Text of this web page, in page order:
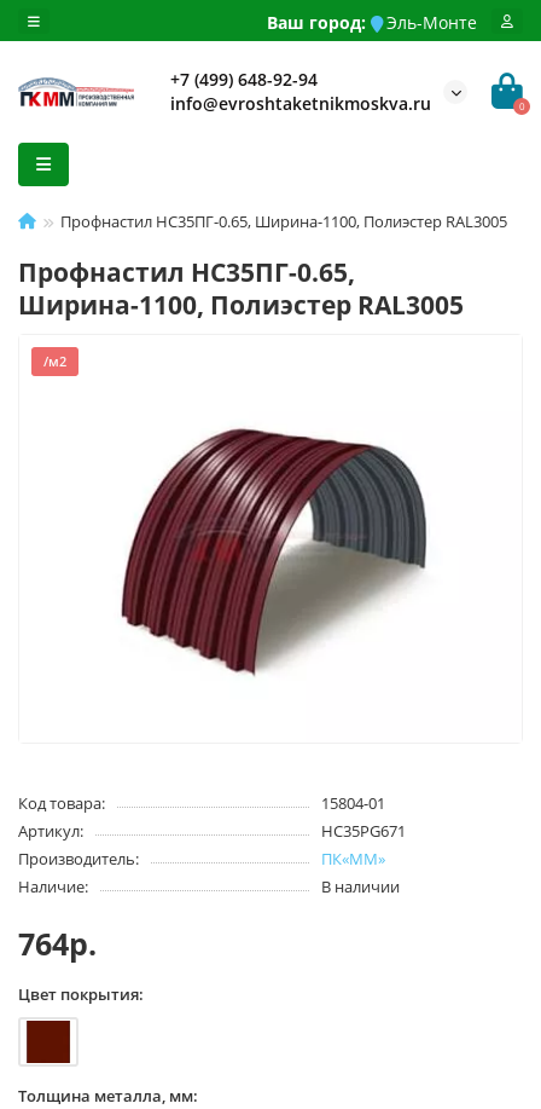
Ваш город: Эль-Монте
+7 (499) 648-92-94
info@evroshtaketnikmoskva.ru
0
Профнастил НС35ПГ-0.65, Ширина-1100, Полиэстер RAL3005
Профнастил НС35ПГ-0.65,
Ширина-1100, Полиэстер RAL3005
/м2
Код товара:
15804-01
Артикул:
HC35PG671
Производитель:
ПК«ММ»
Наличие:
В наличии
764р.
Цвет покрытия:
Толщина металла, мм: